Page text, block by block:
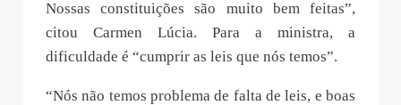
Nossas constituições são muito bem feitas”,
citou Carmen Lúcia. Para a ministra, a
dificuldade é “cumprir as leis que nós temos”.
“Nós não temos problema de falta de leis, e boas